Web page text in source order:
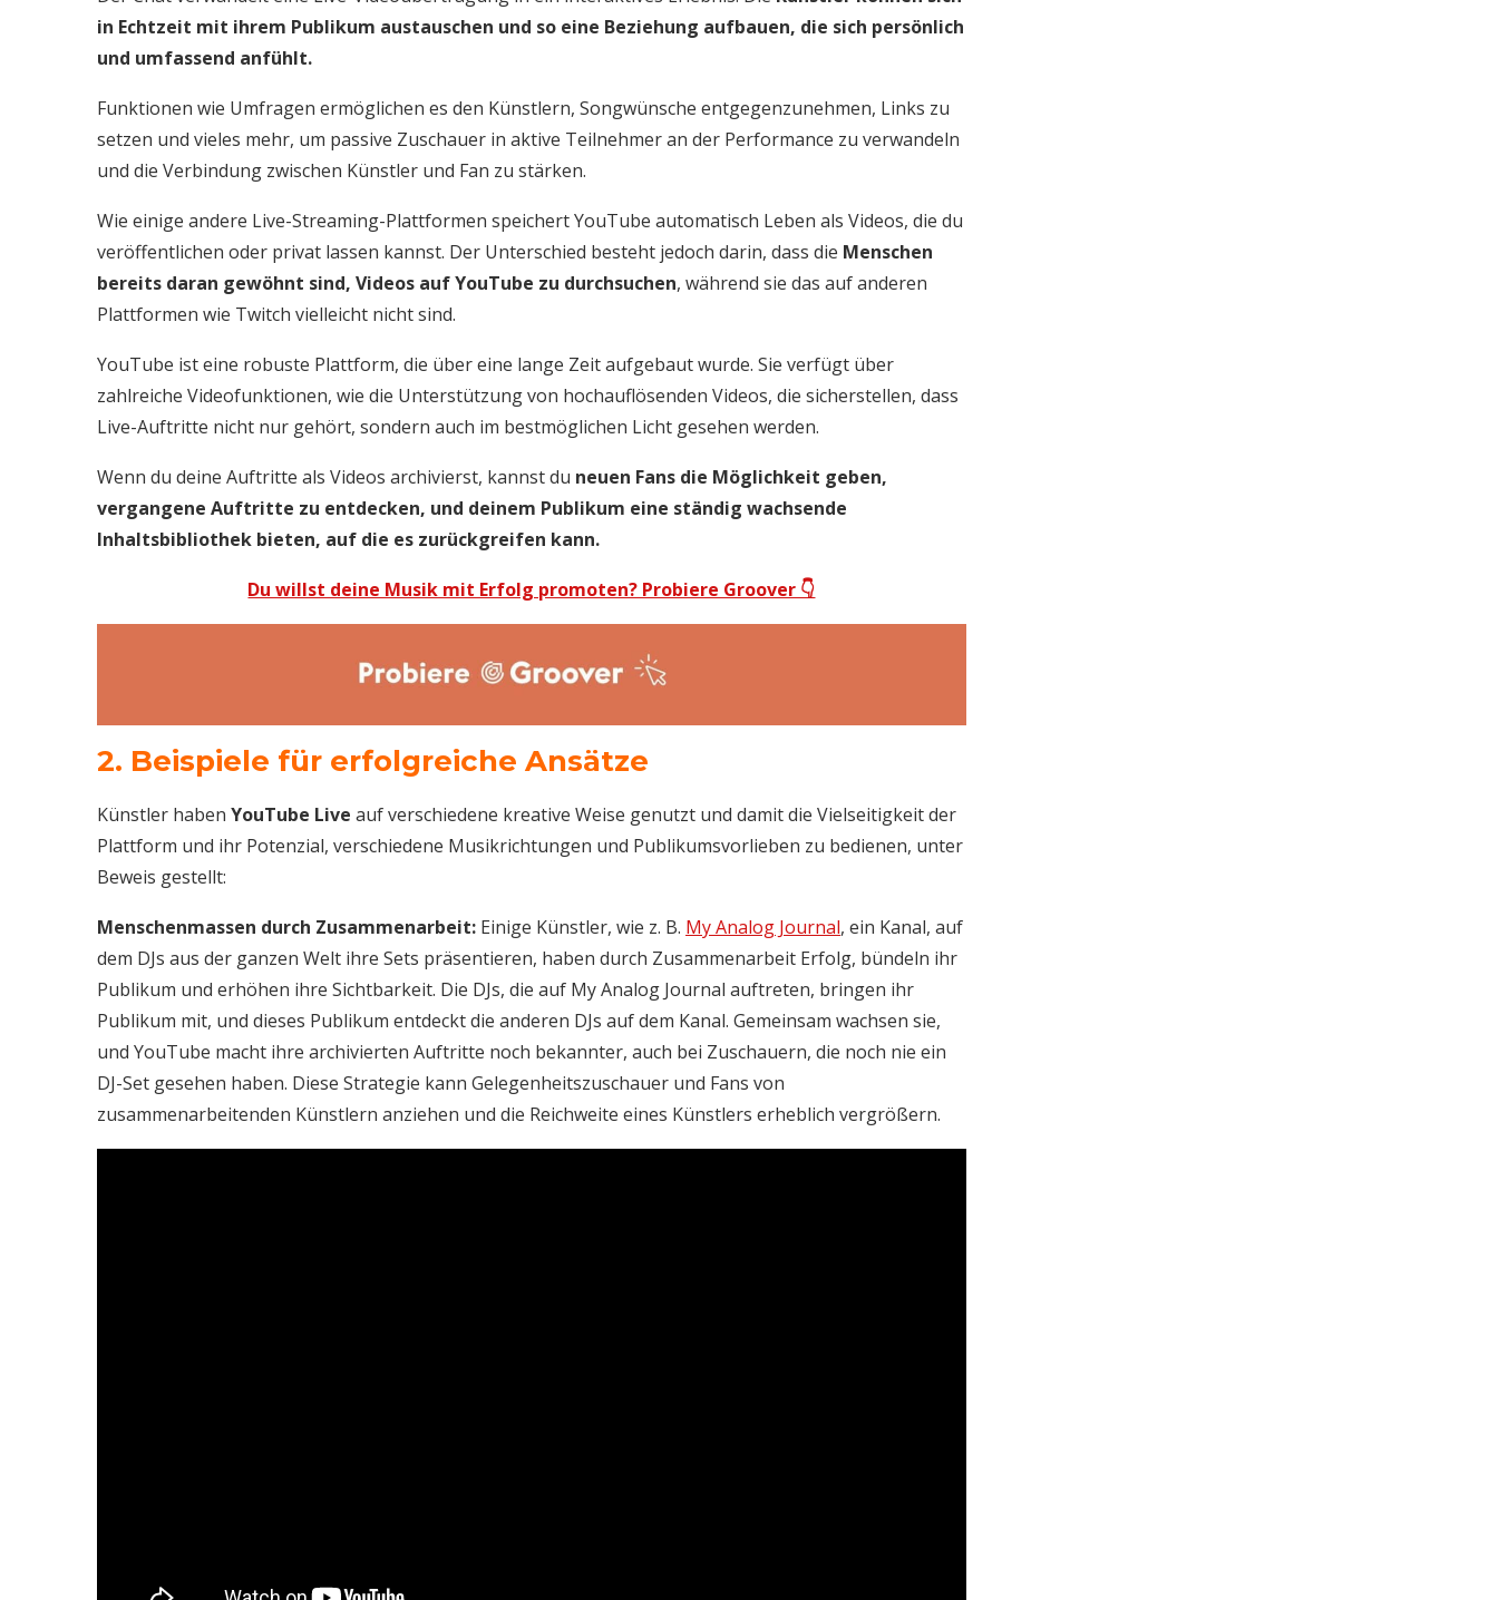
in Echtzeit mit ihrem Publikum austauschen und so eine Beziehung aufbauen, die sich persönlich
und umfassend anfühlt.
Funktionen wie Umfragen ermöglichen es den Künstlern, Songwünsche entgegenzunehmen, Links zu
setzen und vieles mehr, um passive Zuschauer in aktive Teilnehmer an der Performance zu verwandeln
und die Verbindung zwischen Künstler und Fan zu stärken.
Wie einige andere Live-Streaming-Plattformen speichert YouTube automatisch Leben als Videos, die du
veröffentlichen oder privat lassen kannst. Der Unterschied besteht jedoch darin, dass die Menschen
bereits daran gewöhnt sind, Videos auf YouTube zu durchsuchen, während sie das auf anderen
Plattformen wie Twitch vielleicht nicht sind.
YouTube ist eine robuste Plattform, die über eine lange Zeit aufgebaut wurde. Sie verfügt über
zahlreiche Videofunktionen, wie die Unterstützung von hochauflösenden Videos, die sicherstellen, dass
Live-Auftritte nicht nur gehört, sondern auch im bestmöglichen Licht gesehen werden.
Wenn du deine Auftritte als Videos archivierst, kannst du neuen Fans die Möglichkeit geben,
vergangene Auftritte zu entdecken, und deinem Publikum eine ständig wachsende
Inhaltsbibliothek bieten, auf die es zurückgreifen kann.
Du willst deine Musik mit Erfolg promoten? Probiere Groover 👇
2. Beispiele für erfolgreiche Ansätze
Künstler haben YouTube Live auf verschiedene kreative Weise genutzt und damit die Vielseitigkeit der
Plattform und ihr Potenzial, verschiedene Musikrichtungen und Publikumsvorlieben zu bedienen, unter
Beweis gestellt:
Menschenmassen durch Zusammenarbeit: Einige Künstler, wie z. B. My Analog Journal, ein Kanal, auf
dem DJs aus der ganzen Welt ihre Sets präsentieren, haben durch Zusammenarbeit Erfolg, bündeln ihr
Publikum und erhöhen ihre Sichtbarkeit. Die DJs, die auf My Analog Journal auftreten, bringen ihr
Publikum mit, und dieses Publikum entdeckt die anderen DJs auf dem Kanal. Gemeinsam wachsen sie,
und YouTube macht ihre archivierten Auftritte noch bekannter, auch bei Zuschauern, die noch nie ein
DJ-Set gesehen haben. Diese Strategie kann Gelegenheitszuschauer und Fans von
zusammenarbeitenden Künstlern anziehen und die Reichweite eines Künstlers erheblich vergrößern.